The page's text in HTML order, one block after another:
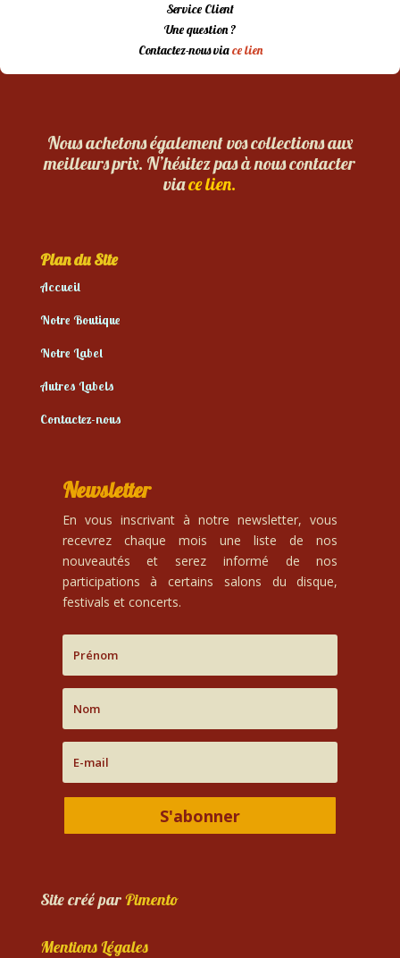
Service Client
Une question ?
Contactez-nous viace lien
Nous achetons également vos collections aux
meilleurs prix. N’hésitez pas à nous contacter
viace lien.
Plan du Site
Accueil
Notre Boutique
Notre Label
Autres Labels
Contactez-nous
Newsletter
En vous inscrivant à notre newsletter, vous
recevrez chaque mois une liste de nos
nouveautés et serez informé de nos
participations à certains salons du disque,
festivals et concerts.
S'abonner
Site créé parPimento
Mentions Légales